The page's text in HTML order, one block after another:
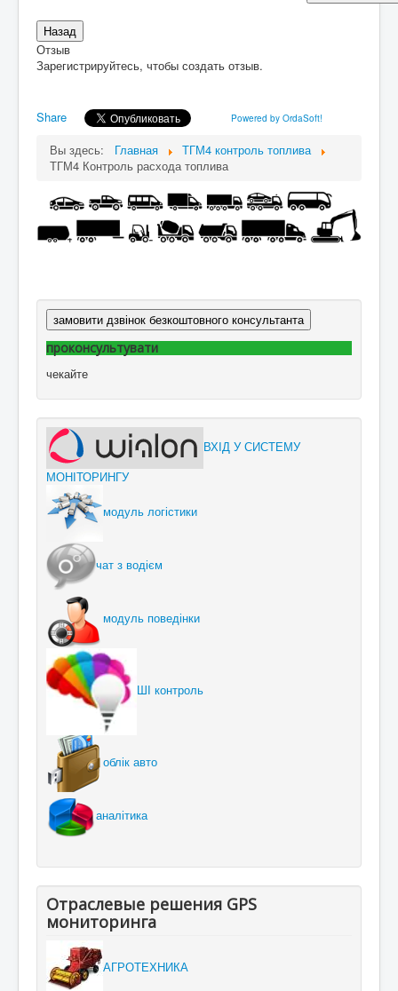
Отзыв
Зарегистрируйтесь, чтобы создать отзыв.
Share Powered by OrdaSoft!
Вы здесь: Главная
ТГМ4 контроль топлива
ТГМ4 Контроль расхода топлива
замовити дзвінок безкоштовного консультанта
проконсультувати
чекайте
ВХІД У СИСТЕМУ
МОНІТОРИНГУ
модуль логістики
чат з водієм
модуль поведінки
ШІ контроль
облік авто
аналітика
Отраслевые решения GPS
мониторинга
АГРОТЕХНИКА